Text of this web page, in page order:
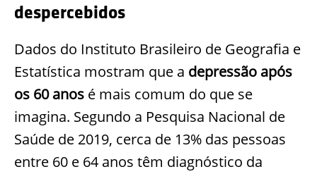
despercebidos
Dados do Instituto Brasileiro de Geografia e
Estatística mostram que a depressão após
os 60 anos é mais comum do que se
imagina. Segundo a Pesquisa Nacional de
Saúde de 2019, cerca de 13% das pessoas
entre 60 e 64 anos têm diagnóstico da